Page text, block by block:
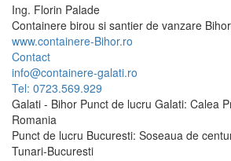
Ing. Florin Palade
Containere birou si santier de vanzare Bihor
www.containere-Bihor.ro
Contact
info@containere-galati.ro
Tel: 0723.569.929
Galati - Bihor Punct de lucru Galati: Calea
Romania
Punct de lucru Bucuresti: Soseaua de
Tunari-Bucuresti